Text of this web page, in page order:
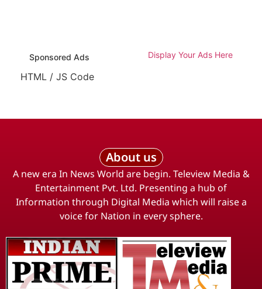
Sponsored Ads Display Your Ads Here
HTML / JS Code
About us
A new era In News World are begin. Teleview Media &
Entertainment Pvt. Ltd. Presenting a hub of
Information through Digital Media which will raise a
voice for Nation in every sphere.